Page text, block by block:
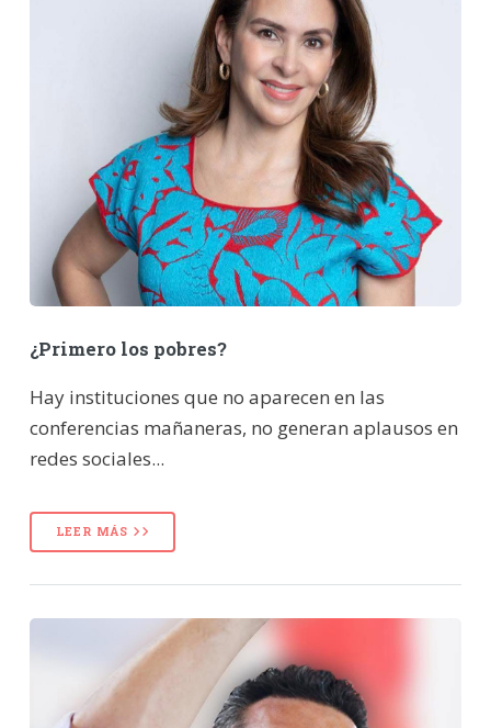
¿Primero los pobres?
Hay instituciones que no aparecen en las
conferencias mañaneras, no generan aplausos en
redes sociales...
LEER MÁS